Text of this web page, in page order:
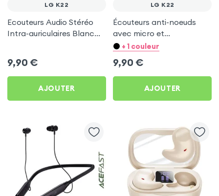
LG K22
Ecouteurs Audio Stéréo
Intra-auriculaires Blanc
9,90 €
AJOUTER
LG K22
Écouteurs anti-noeuds
avec micro et
télécommande - prise
K22
+ 1 couleur
9,90 €
AJOUTER